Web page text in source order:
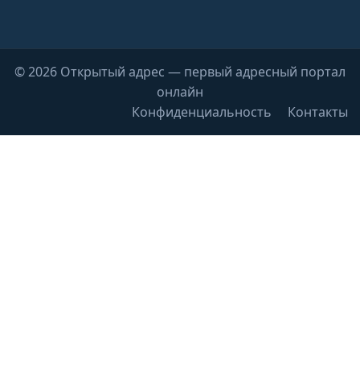
© 2026 Открытый адрес — первый адресный портал
онлайн
Конфиденциальность
Контакты